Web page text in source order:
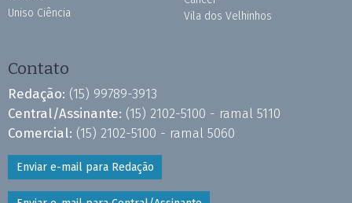
Uniso Ciência
Vila dos Velhinhos
Contato
Redação: (15) 99789-3913
Central/Assinante: (15) 2102-5100 - ramal 5110
Comercial: (15) 2102-5100 - ramal 5060
Enviar e-mail para Redação